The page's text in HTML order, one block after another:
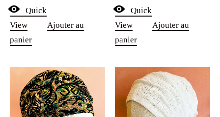
Quick
View
Ajouter au
panier
Quick
View
Ajouter au
panier